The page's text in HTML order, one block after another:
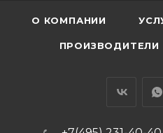
О КОМПАНИИ
ПРОИЗВОДИТЕЛИ